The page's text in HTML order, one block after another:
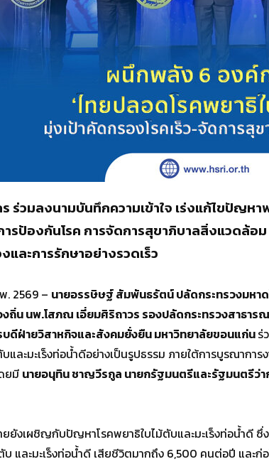
ร่วมลงนามบันทึกความเข้าใจ เร่งแก้ไขปัญห
ารป้องกันโรค การจัดการสุขาภิบาลสิ่งแวดล้
และการรักษาอย่างรวดเร็ว
2569 – นายอรรษิษฐ์ สัมพันธรัตน์ ปลัดกระทรวงมหา
ถิ่น นพ.โสภณ เอี่ยมศิริถาวร รองปลัดกระทรวงสาธ
บดีฝ่ายวิสาหกิจและสังคมยั่งยืน มหาวิทยาลัยขอนแก่นร่
บและมะเร็งท่อน้ำดีอย่างเป็นรูปธรรม ภายใต้การบูรณา
ยมี นายอนุทิน ชาญวีรกูล นายกรัฐมนตรีและรัฐมนตรีว่า
เผชิญกับปัญหาโรคพยาธิใบไม้ตับและมะเร็งท่อน้ำดี ซึ่ง
บ และมะเร็งท่อน้ำดี เสียชีวิตมากถึง 6,500 คนต่อปี และ